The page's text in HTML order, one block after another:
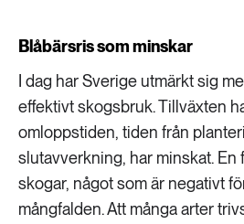
Blåbärsris som minskar
I dag har Sverige utmärkt sig
effektivt skogsbruk. Tillväxten
omloppstiden, tiden från
slutavverkning, har minskat. En
skogar, något som är negativt
mångfalden. Att många arter